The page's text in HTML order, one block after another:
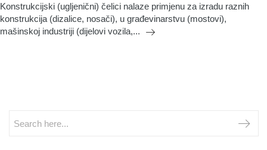
Konstrukcijski (ugljenični) čelici nalaze primjenu za izradu raznih
konstrukcija (dizalice, nosači), u građevinarstvu (mostovi),
mašinskoj industriji (dijelovi vozila,...
Okrugli